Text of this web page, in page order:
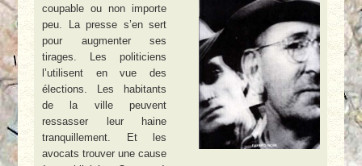
coupable ou non importe
peu. La presse s’en sert
pour augmenter ses
tirages. Les politiciens
l’utilisent en vue des
élections. Les habitants
de la ville peuvent
ressasser leur haine
tranquillement. Et les
avocats trouver une cause